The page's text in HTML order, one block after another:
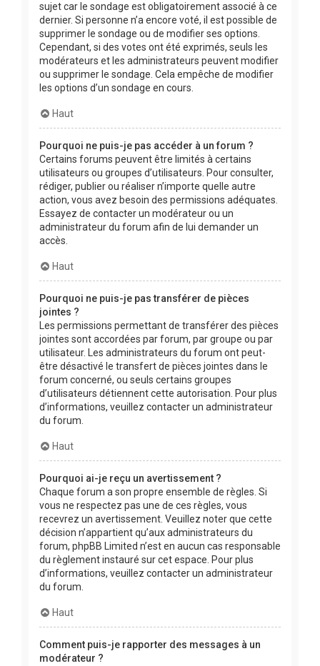
sujet car le sondage est obligatoirement associé à ce
dernier. Si personne n’a encore voté, il est possible de
supprimer le sondage ou de modifier ses options.
Cependant, si des votes ont été exprimés, seuls les
modérateurs et les administrateurs peuvent modifier
ou supprimer le sondage. Cela empêche de modifier
les options d’un sondage en cours.
Haut
Pourquoi ne puis-je pas accéder à un forum ?
Certains forums peuvent être limités à certains
utilisateurs ou groupes d’utilisateurs. Pour consulter,
rédiger, publier ou réaliser n’importe quelle autre
action, vous avez besoin des permissions adéquates.
Essayez de contacter un modérateur ou un
administrateur du forum afin de lui demander un
accès.
Haut
Pourquoi ne puis-je pas transférer de pièces
jointes ?
Les permissions permettant de transférer des pièces
jointes sont accordées par forum, par groupe ou par
utilisateur. Les administrateurs du forum ont peut-
être désactivé le transfert de pièces jointes dans le
forum concerné, ou seuls certains groupes
d’utilisateurs détiennent cette autorisation. Pour plus
d’informations, veuillez contacter un administrateur
du forum.
Haut
Pourquoi ai-je reçu un avertissement ?
Chaque forum a son propre ensemble de règles. Si
vous ne respectez pas une de ces règles, vous
recevrez un avertissement. Veuillez noter que cette
décision n’appartient qu’aux administrateurs du
forum, phpBB Limited n’est en aucun cas responsable
du règlement instauré sur cet espace. Pour plus
d’informations, veuillez contacter un administrateur
du forum.
Haut
Comment puis-je rapporter des messages à un
modérateur ?